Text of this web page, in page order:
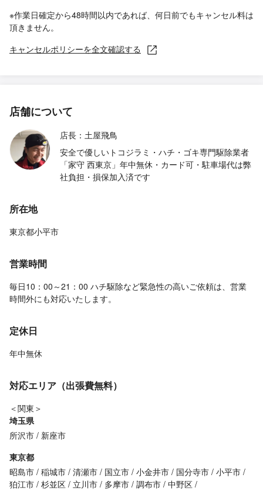
※作業日確定から48時間以内であれば、何日前でもキャンセル料は
頂きません。
キャンセルポリシーを全文確認する
店舗について
店長：土屋飛鳥
安全で優しいトコジラミ・ハチ・ゴキ専門駆除業者
「家守 西東京」年中無休・カード可・駐車場代は弊
社負担・損保加入済です
所在地
東京都小平市
営業時間
毎日10：00～21：00 ハチ駆除など緊急性の高いご依頼は、営業
時間外にも対応いたします。
定休日
年中無休
対応エリア（出張費無料）
＜関東＞
埼玉県
所沢市
新座市
東京都
昭島市 稲城市 清瀬市 国立市 小金井市 国分寺市 小平市
狛江市 杉並区 立川市 多摩市 調布市 中野区